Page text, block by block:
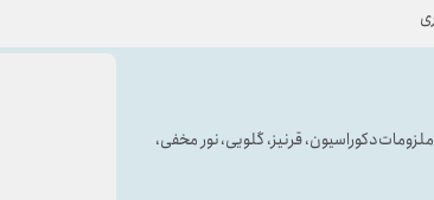
دکوراسیون، قرنیز، گلویی، نور مخفی،